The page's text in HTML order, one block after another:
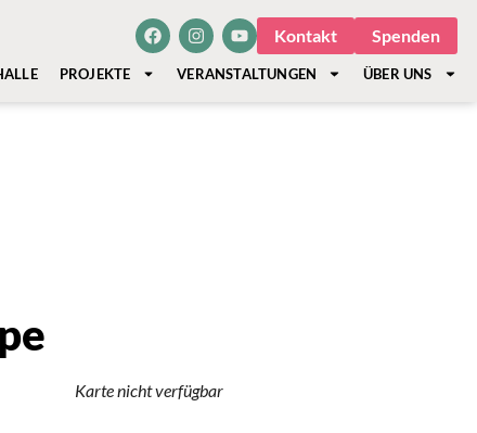
Kontakt Spenden
PROJEKTE VERANSTALTUNGEN ÜBER UNS
Karte nicht verfügbar